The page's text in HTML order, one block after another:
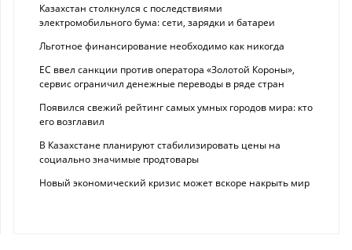
Казахстан столкнулся с последствиями
электромобильного бума: сети, зарядки и батареи
Льготное финансирование необходимо как никогда
ЕС ввел санкции против оператора «Золотой Короны»,
сервис ограничил денежные переводы в ряде стран
Появился свежий рейтинг самых умных городов мира: кто
его возглавил
В Казахстане планируют стабилизировать цены на
социально значимые продтовары
Новый экономический кризис может вскоре накрыть мир